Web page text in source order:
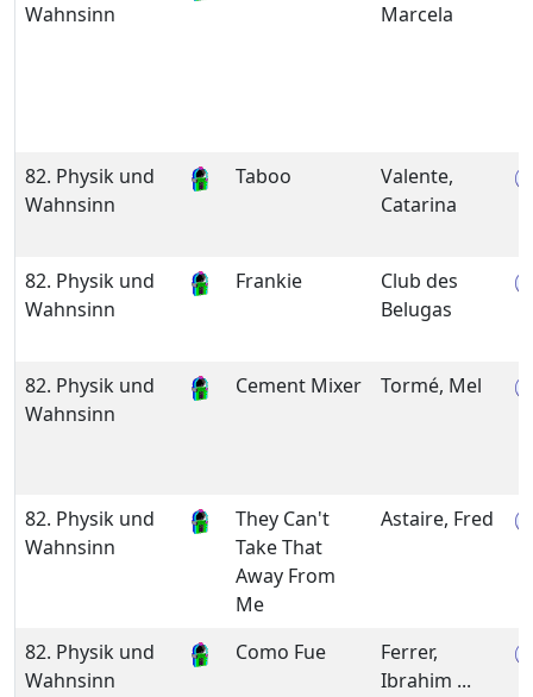
Wahnsinn
Marcela
82. Physik und
Wahnsinn
Taboo
Valente,
Catarina
82. Physik und
Wahnsinn
Frankie
Club des
Belugas
82. Physik und
Wahnsinn
Cement Mixer Tormé, Mel
82. Physik und
Wahnsinn
They Can't
Take That
Away From
Me
Astaire, Fred
82. Physik und
Wahnsinn
Como Fue
Ferrer,
Ibrahim ...